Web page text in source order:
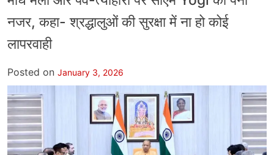
नजर, कहा- श्रद्धालुओं की सुरक्षा में ना हो कोई
लापरवाही
Posted on January 3, 2026